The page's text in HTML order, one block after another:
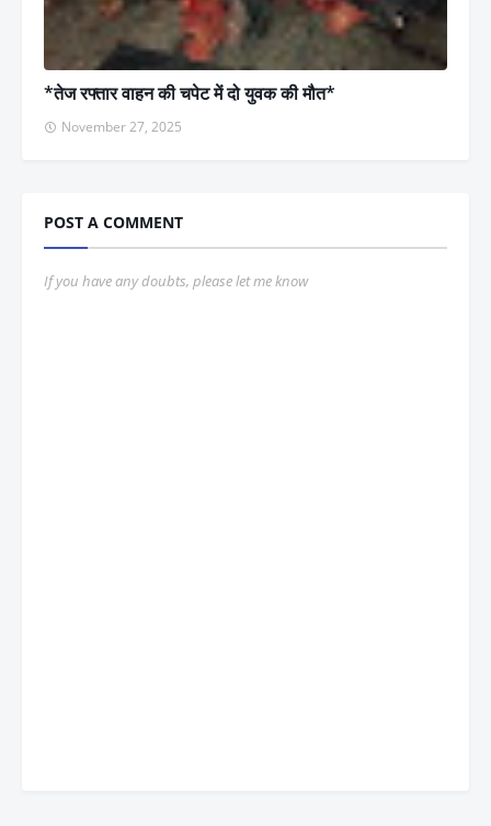
*तेज रफ्तार वाहन की चपेट में दो युवक की मौत*
November 27, 2025
POST A COMMENT
If you have any doubts, please let me know